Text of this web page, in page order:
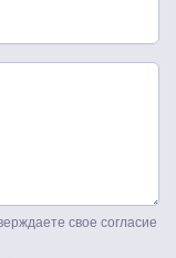
свое согласие